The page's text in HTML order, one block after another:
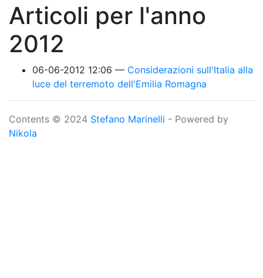
Articoli per l'anno
2012
06-06-2012 12:06
Considerazioni sull'Italia alla
luce del terremoto dell'Emilia Romagna
Contents © 2024 Stefano Marinelli - Powered by
Nikola